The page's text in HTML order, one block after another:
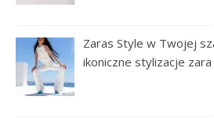
Zaras Style w Twojej
ikoniczne stylizacje